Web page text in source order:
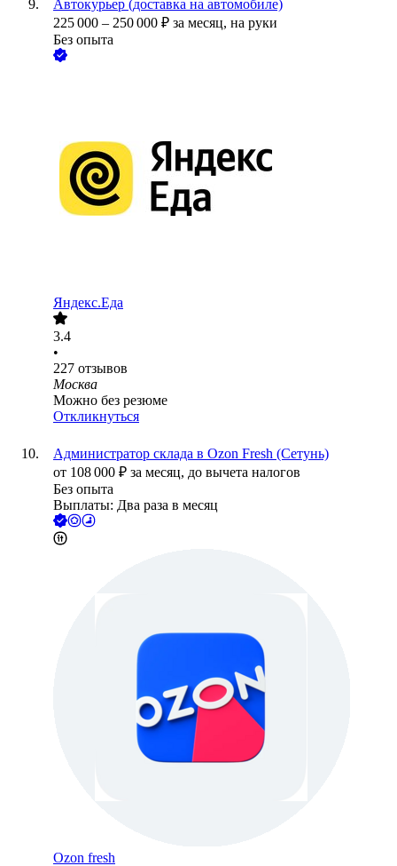
Автокурьер (доставка на автомобиле)
225 000 – 250 000 ₽ за месяц, на руки
Без опыта
Яндекс.Еда
3.4
•
227 отзывов
Москва
Можно без резюме
Откликнуться
Администратор склада в Ozon Fresh (Сетунь)
от 108 000 ₽ за месяц, до вычета налогов
Без опыта
Выплаты: Два раза в месяц
Ozon fresh